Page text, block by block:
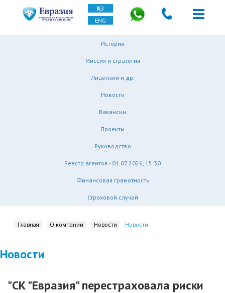
ҚАЗ
ENG
История
Миссия и стратегия
Лицензии и др.
Новости
Вакансии
Проекты
Руководство
Реестр агентов - 01.07.2026, 15:30
Финансовая грамотность
Страховой случай
Главная О компании Новости Новости
Новости
"СК "Евразия" перестраховала риски